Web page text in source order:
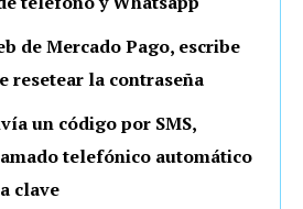
de Mercado Pago, escribe
resetear la contraseña
un código por SMS,
telefónico automático
clave